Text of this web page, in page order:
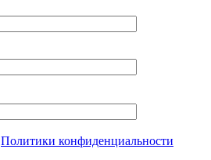
Политики конфиденциальности